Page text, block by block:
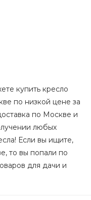
купить кресло
по низкой цене за
по Москве и
любых
Если вы ищите,
то вы попали по
для дачи и